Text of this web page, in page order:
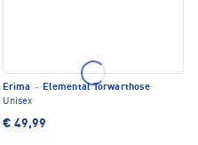
Erima · Elemental Torwarthose
Unisex
€ 49,99